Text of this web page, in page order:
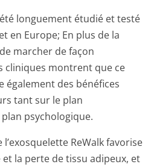
été longuement étudié et testé
en Europe; En plus de la
marcher de façon
cliniques montrent que ce
également des bénéfices
tant sur le plan
psychologique.
ReWalk favorise
la perte de tissu adipeux, et